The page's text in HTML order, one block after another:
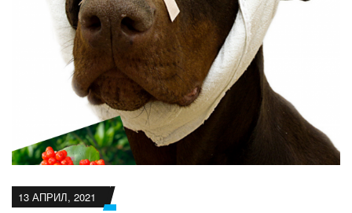
13 АПРИЛ, 2021